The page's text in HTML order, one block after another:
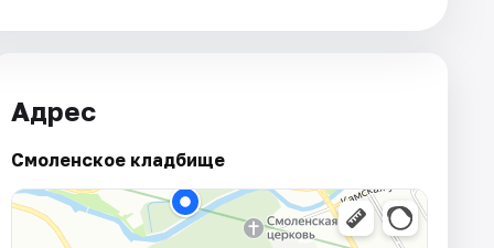
Адрес
Смоленское кладбище